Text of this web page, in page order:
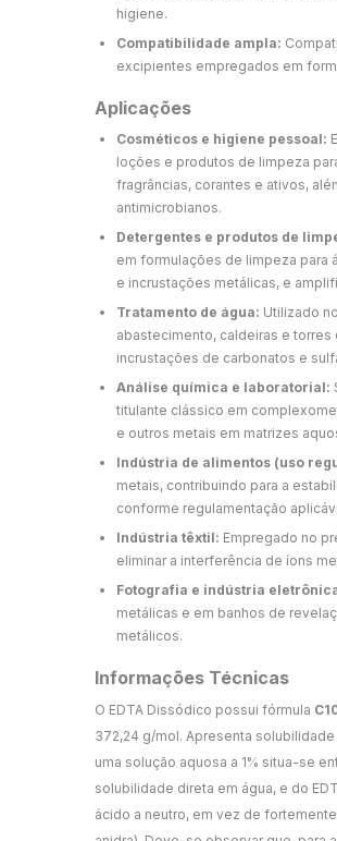
higiene.
Compatibilidade ampla:
excipientes empregados em
Aplicações
Cosméticos e higiene pessoal:
loções e produtos de limpeza
fragrâncias, corantes e ativos,
antimicrobianos.
Detergentes e produtos de
em formulações de limpeza para
e incrustações metálicas, e
Tratamento de água: Utilizado
abastecimento, caldeiras e
incrustações de carbonatos e
Análise química e laboratorial:
titulante clássico em
e outros metais em matrizes
Indústria de alimentos (uso
metais, contribuindo para a
conforme regulamentação
Indústria têxtil: Empregado no
eliminar a interferência de íons
Fotografia e indústria
metálicas e em banhos de
metálicos.
Informações Técnicas
O EDTA Dissódico possui fórmula
372,24 g/mol. Apresenta
uma solução aquosa a 1% situa-se
solubilidade direta em água, e do
ácido a neutro, em vez de